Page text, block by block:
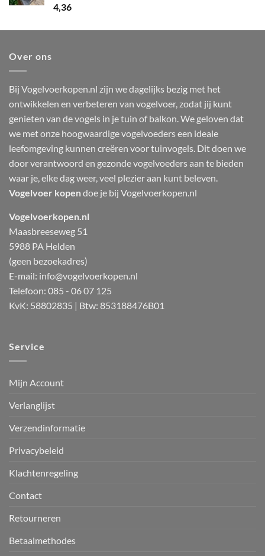
Gewaardeerd
4.44
4,36
Over ons
Bij Vogelvoerkopen.nl zijn we dagelijks bezig met het
ontwikkelen en verbeteren van vogelvoer, zodat jij kunt
genieten van de vogels in je tuin of balkon. We geloven dat
we met onze hoogwaardige vogelvoeders een ideale
leefomgeving kunnen creëren voor tuinvogels. Dit doen we
door verantwoord en gezonde vogelvoeders aan te bieden
waar je, elke dag weer, veel plezier aan kunt beleven.
Vogelvoer kopendoe je bij Vogelvoerkopen.nl
Vogelvoerkopen.nl
Maasbreeseweg 51
5988 PA Helden
(geen bezoekadres)
E-mail: info@vogelvoerkopen.nl
Telefoon: 085 - 06 07 125
KvK: 58802835 | Btw: 853188476B01
Service
Mijn Account
Verlanglijst
Verzendinformatie
Privacybeleid
Klachtenregeling
Contact
Retourneren
Betaalmethodes